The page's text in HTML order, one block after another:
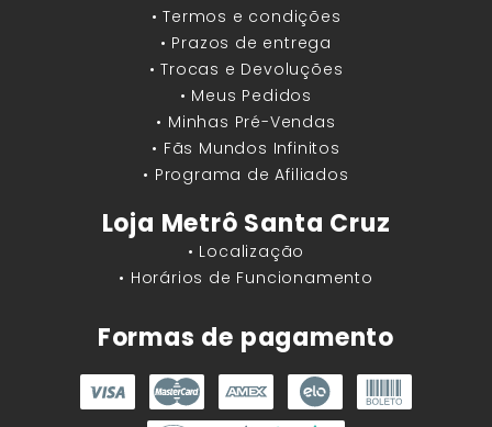
• Termos e condições
• Prazos de entrega
• Trocas e Devoluções
• Meus Pedidos
• Minhas Pré-Vendas
• Fãs Mundos Infinitos
• Programa de Afiliados
Loja Metrô Santa Cruz
• Localização
• Horários de Funcionamento
Formas de pagamento